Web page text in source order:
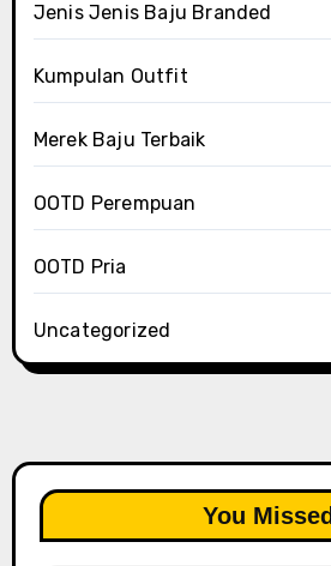
Jenis Jenis Baju Branded
Kumpulan Outfit
Merek Baju Terbaik
OOTD Perempuan
OOTD Pria
Uncategorized
You Missed